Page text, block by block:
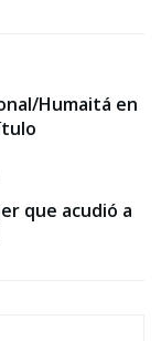
Humaitá en
que acudió a